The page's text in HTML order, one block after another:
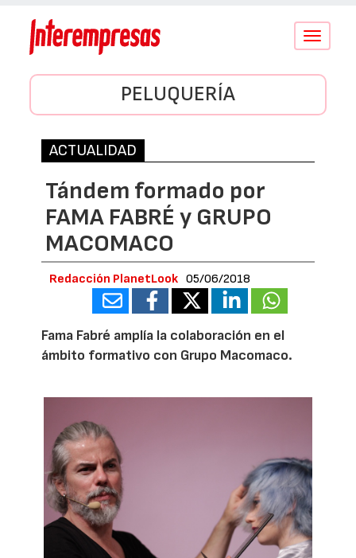
Conmutar
PELUQUERÍA
ACTUALIDAD
Tándem formado por
FAMA FABRÉ y GRUPO
MACOMACO
Redacción PlanetLook 05/06/2018
Fama Fabré amplía la colaboración en el
ámbito formativo con Grupo Macomaco.